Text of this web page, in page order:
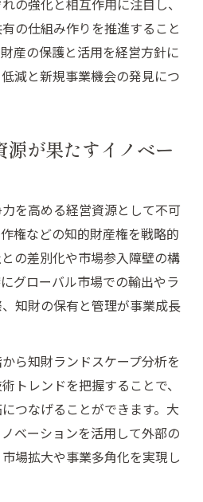
の強化と相互作用に注目し、
の仕組み作りを推進すること
産の保護と活用を経営方針に
減と新規事業機会の発見につ
源が果たすイノベー
を高める経営資源として不可
権などの知的財産権を戦略的
の差別化や市場参入障壁の構
グローバル市場での輸出やラ
知財の保有と管理が事業成長
ら知財ランドスケープ分析を
トレンドを把握することで、
つなげることができます。大
ベーションを活用して外部の
場拡大や事業多角化を実現し